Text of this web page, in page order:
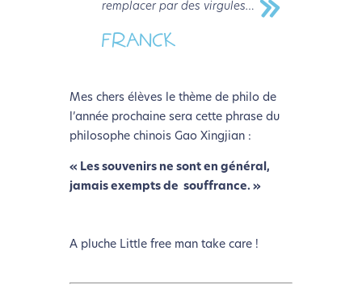
concerne aussi !
remplacer par des virgules…
FRANCK
Mes chers élèves le thème de philo de
l’année prochaine sera cette phrase du
philosophe chinois Gao Xingjian :
« Les souvenirs ne sont en général,
jamais exempts de souffrance. »
A pluche Little free man take care !